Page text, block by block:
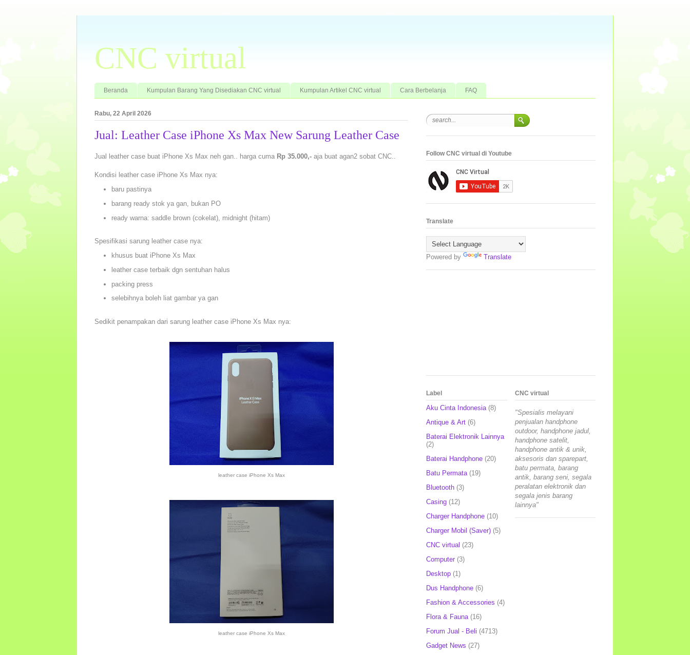
CNC virtual
Beranda Kumpulan Barang Yang Disediakan CNC virtual Kumpulan Artikel CNC virtual Cara Berbelanja FAQ
Rabu, 22 April 2026
Jual: Leather Case iPhone Xs Max New Sarung Leather Case
Jual leather case buat iPhone Xs Max neh gan.. harga cuma Rp 35.000,- aja buat agan2 sobat CNC..
Kondisi leather case iPhone Xs Max nya:
baru pastinya
barang ready stok ya gan, bukan PO
ready warna: saddle brown (cokelat), midnight (hitam)
Spesifikasi sarung leather case nya:
khusus buat iPhone Xs Max
leather case terbaik dgn sentuhan halus
packing press
selebihnya boleh liat gambar ya gan
Sedikit penampakan dari sarung leather case iPhone Xs Max nya:
leather case iPhone Xs Max
leather case iPhone Xs Max
Follow CNC virtual di Youtube
Translate
Powered by Translate
Label
Aku Cinta Indonesia (8)
Antique & Art (6)
Baterai Elektronik Lainnya
(2)
Baterai Handphone (20)
Batu Permata (19)
Bluetooth (3)
Casing (12)
Charger Handphone (10)
Charger Mobil (Saver) (5)
CNC virtual (23)
Computer (3)
Desktop (1)
Dus Handphone (6)
Fashion & Accessories (4)
Flora & Fauna (16)
Forum Jual - Beli (4713)
Gadget News (27)
CNC virtual
"Spesialis melayani
penjualan handphone
outdoor, handphone jadul,
handphone satelit,
handphone antik & unik,
aksesoris dan sparepart,
batu permata, barang
antik, barang seni, segala
peralatan elektronik dan
segala jenis barang
lainnya"